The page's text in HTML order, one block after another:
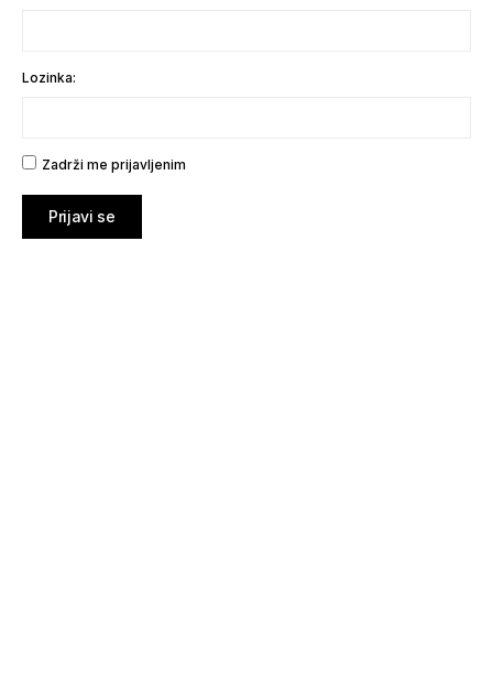
Lozinka:
Zadrži me prijavljenim
Prijavi se